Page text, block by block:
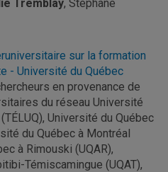
Tremblay, Stéphane
sur la formation
- Université du Québec
en provenance de
du réseau Université
Université du Québec
du Québec à Montréal
à Rimouski (UQAR),
Témiscamingue (UQAT),